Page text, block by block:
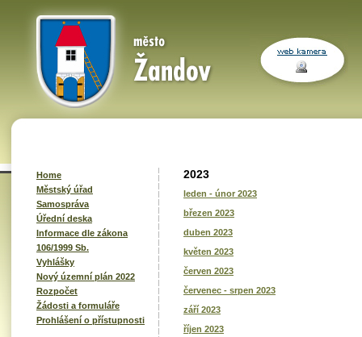
Home
Městský úřad
Samospráva
Úřední deska
Informace dle zákona
106/1999 Sb.
Vyhlášky
Nový územní plán 2022
Rozpočet
Žádosti a formuláře
Prohlášení o přístupnosti
2023
leden - únor 2023
březen 2023
duben 2023
květen 2023
červen 2023
červenec - srpen 2023
září 2023
říjen 2023